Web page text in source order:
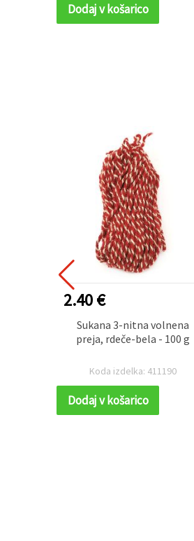
Dodaj v košarico
2.40 €
Sukana 3-nitna volnena
preja, rdeče-bela - 100 g
Koda izdelka: 411190
Dodaj v košarico